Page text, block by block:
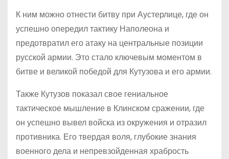
К ним можно отнести битву при Аустерлице, где он
успешно опередил тактику Наполеона и
предотвратил его атаку на центральные позиции
русской армии. Это стало ключевым моментом в
битве и великой победой для Кутузова и его армии.
Также Кутузов показал свое гениальное
тактическое мышление в Клинском сражении, где
он успешно вывел войска из окружения и отразил
противника. Его твердая воля, глубокие знания
военного дела и непревзойденная храбрость